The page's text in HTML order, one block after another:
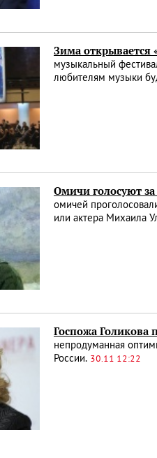
Зима
музыкальный
любителям музыки
Омичи голосуют
омичей
или актера Михаила
Госпожа Голикова
непродуманная
России. 30.11 12:22